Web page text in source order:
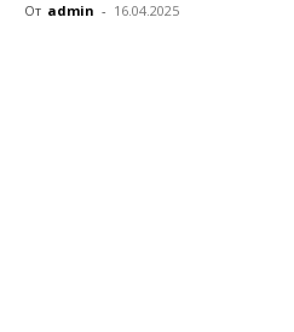
От admin - 16.04.2025